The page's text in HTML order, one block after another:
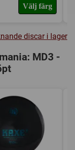
Välj färg
discar i lager
MD3 -